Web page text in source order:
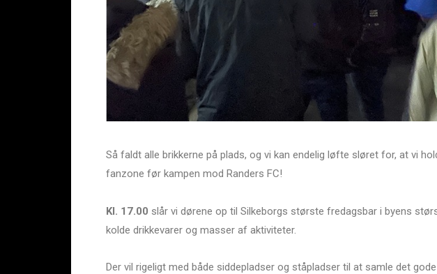
Så faldt alle brikkerne på plads, og vi kan endelig løfte sløret for, at vi
fanzone før kampen mod Randers FC!
Kl. 17.00 slår vi dørene op til Silkeborgs største fredagsbar i byens
kolde drikkevarer og masser af aktiviteter.
Der vil rigeligt med både siddepladser og ståpladser til at samle det